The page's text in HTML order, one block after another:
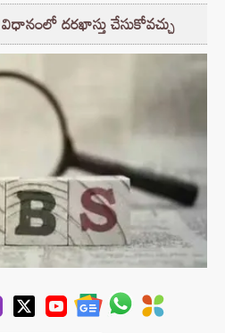
విధానంలో దరఖాస్తు చేసుకోవచ్చు